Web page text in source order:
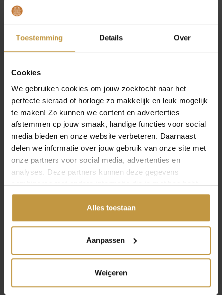
Toestemming Details Over
Cookies
We gebruiken cookies om jouw zoektocht naar het
perfecte sieraad of horloge zo makkelijk en leuk mogelijk
te maken! Zo kunnen we content en advertenties
afstemmen op jouw smaak, handige functies voor social
media bieden en onze website verbeteren. Daarnaast
delen we informatie over jouw gebruik van onze site met
onze partners voor social media, advertenties en
analyses. Deze partners kunnen deze gegevens
combineren met andere informatie die je met hen hebt
gedeeld of die ze hebben verzameld via jouw gebruik van
Alles toestaan
Aanpassen
Weigeren
OPEN FILTER
afwerking. Voor iedere man is er een passend horloge,
KORTE KOOPGIDS: ZO KIES JE HET JUISTE
maken. Deze korte koopgids helpt je op weg:
Merk:kies een merk dat aansluit bij jouw stijl, zoals
Calvin Klein voor minimalistisch design of Tommy
Hilfiger voor sportief en trendy.
Materiaal:roestvrij staal of titanium zijn luxe en
duurzaam, leer zorgt voor een klassieke uitstraling.
Kleur:zilver en goud zijn tijdloos, zwart en blauw
modern en stoer.
Prijs:
bepaal vooraf je budget en selecteer uit de
passende modellen.
WAAROM KIEZEN VOOR
JUWELIERSWEBSHOP
Als officiële dealer bieden wij 100% originele horloges
en hebt de keuze uit meerdere betaalopties, zoals iDeal
en creditcard. Dankzij snelle levering heb je je nieuwe
horloge vaak de volgende dag al in huis. Daarnaast kun je
terecht in onze winkel in Zutphen, waar je persoonlijk
advies krijgt en de collectie zelf kunt bekijken.